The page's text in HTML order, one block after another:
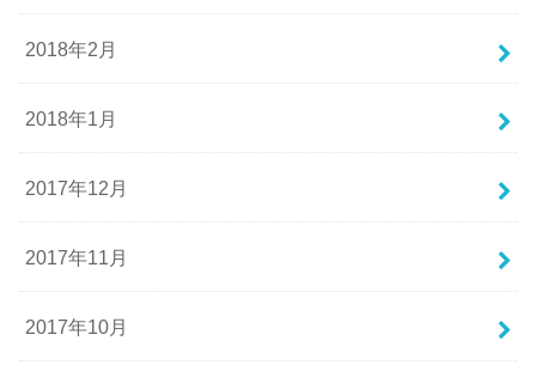
2018年2月
2018年1月
2017年12月
2017年11月
2017年10月